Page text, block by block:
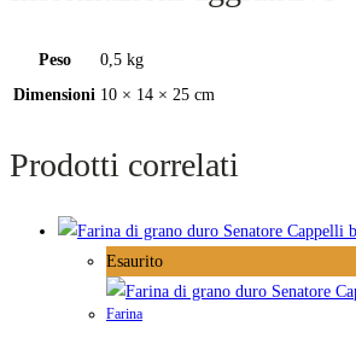
Peso
0,5 kg
Dimensioni 10 × 14 × 25 cm
Prodotti correlati
Esaurito
Farina